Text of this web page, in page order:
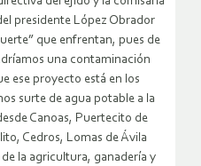
presidente López Obrador
que enfrentan, pues de
una contaminación
ese proyecto está en los
surte de agua potable a la
Canoas, Puertecito de
Cedros, Lomas de Ávila
la agricultura, ganadería y